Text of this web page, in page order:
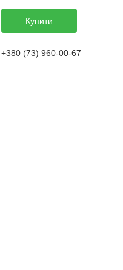
Купити
+380 (73) 960-00-67